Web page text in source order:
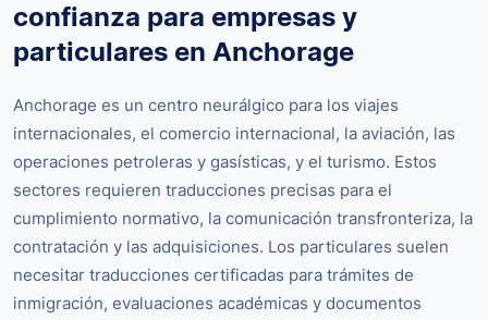
confianza para empresas y
particulares en Anchorage
Anchorage es un centro neurálgico para los viajes
internacionales, el comercio internacional, la aviación, las
operaciones petroleras y gasísticas, y el turismo. Estos
sectores requieren traducciones precisas para el
cumplimiento normativo, la comunicación transfronteriza, la
contratación y las adquisiciones. Los particulares suelen
necesitar traducciones certificadas para trámites de
inmigración, evaluaciones académicas y documentos